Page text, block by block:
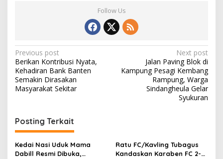
Follow Us
Post
navigation
Previous post
Berikan Kontribusi Nyata,
Kehadiran Bank Banten
Semakin Dirasakan
Masyarakat Sekitar
Next post
Jalan Paving Blok di
Kampung Pesagi Kembang
Rampung, Warga
Sindangheula Gelar
Syukuran
Posting Terkait
Kedai Nasi Uduk Mama
Dabill Resmi Dibuka,
Ratu FC/Kavling Tubagus
Kandaskan Karaben FC 2-0: